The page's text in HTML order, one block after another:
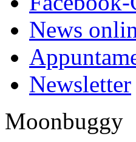
News
Newsletter
Moonbuggy